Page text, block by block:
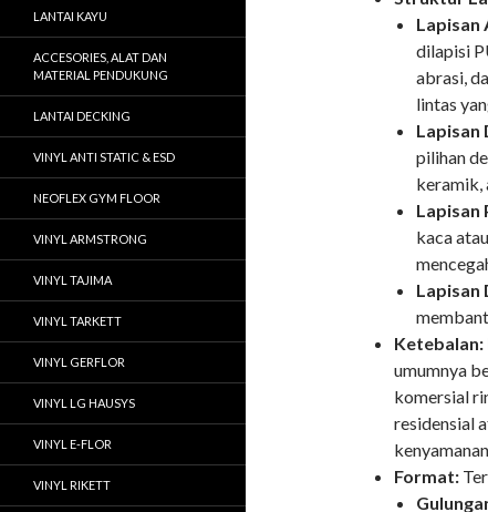
Lapisan
dilapisi
abrasi,
lintas
Lapisan
pilihan
keramik,
Lapisan
kaca
Lapisan
Ketebalan:
umumnya
komersial
residensial
Format:
LANTAI KAYU
ACCESORIES, ALAT DAN
MATERIAL PENDUKUNG
LANTAI DECKING
VINYL ANTI STATIC & ESD
NEOFLEX GYM FLOOR
VINYL ARMSTRONG
VINYL TAJIMA
VINYL TARKETT
VINYL GERFLOR
VINYL LG HAUSYS
VINYL E-FLOR
VINYL RIKETT